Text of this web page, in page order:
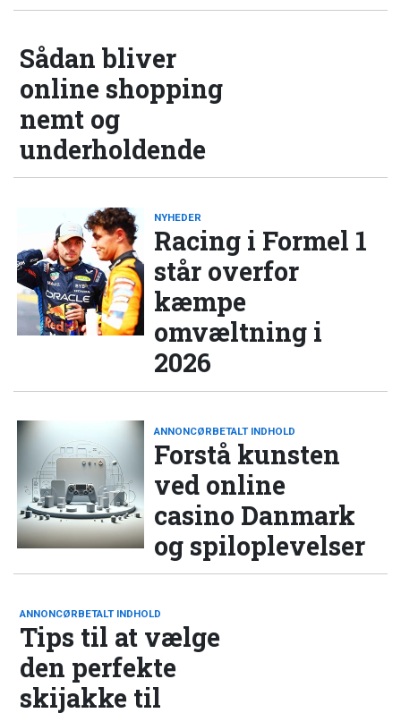
Sådan bliver
online shopping
nemt og
underholdende
NYHEDER
Racing i Formel 1
står overfor
kæmpe
omvæltning i
2026
ANNONCØRBETALT INDHOLD
Forstå kunsten
ved online
casino Danmark
og spiloplevelser
ANNONCØRBETALT INDHOLD
Tips til at vælge
den perfekte
skijakke til